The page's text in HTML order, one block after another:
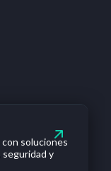
soluciones
y